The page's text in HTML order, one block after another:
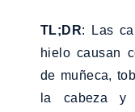
TL;DR: Las
hielo causan
de muñeca,
la cabeza y